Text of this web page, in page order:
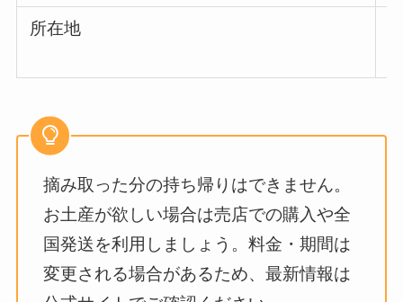
所在地
摘み取った分の持ち帰りはできません。
お土産が欲しい場合は売店での購入や全
国発送を利用しましょう。料金・期間は
変更される場合があるため、最新情報は